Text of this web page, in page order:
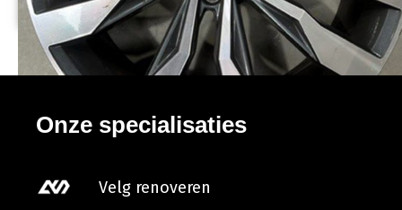
Onze specialisaties
Velg renoveren